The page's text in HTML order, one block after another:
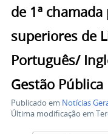
de 1ª
superiores de
Português/
Gestão Pública
Publicado em Notícias
Última modificação em